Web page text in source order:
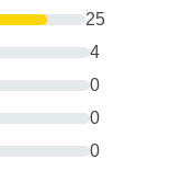
25
4
0
0
0